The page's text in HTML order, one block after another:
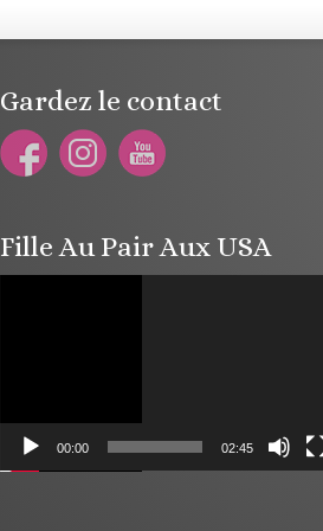
Gardez le contact
Fille Au Pair Aux USA
00:00 02:45